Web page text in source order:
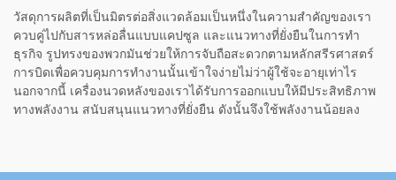
วัสดุการผลิตที่เป็นมิตรต่อสิ่งแวดล้อมเป็นหนึ่งในความสำคัญของเรา
ควบคู่ไปกับสารหล่อลื่นแบบแคปซูล และแนวทางที่ยั่งยืนในการทำ
ธุรกิจ รูปทรงของพวกมันช่วยให้การจับถือสะดวกตามหลักสรีรศาสตร์
การบิดเพื่อควบคุมการทำงานนั้นเข้าใจง่ายไม่ว่าผู้ใช้จะอายุเท่าไร
นอกจากนี้ เครื่องนวดหลังของเราได้รับการออกแบบให้มีประสิทธิภาพ
ทางพลังงาน สนับสนุนแนวทางที่ยั่งยืน ดังนั้นจึงใช้พลังงานน้อยลง